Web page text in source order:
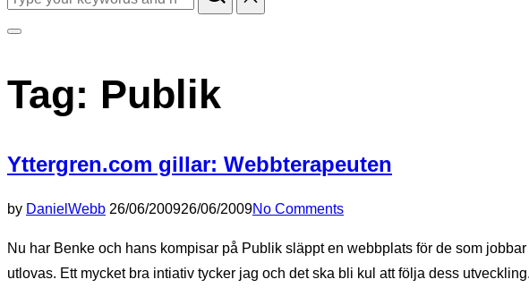
navigation
Tag: Publik
Yttergren.com gillar: Webbterapeuten
by Daniel WebbPosted
26/06/200926/06/2009No Comments
Nu har Benke och hans kompisar på Publik släppt en webbplats för de som
utlovas. Ett mycket bra intiativ tycker jag och det ska bli kul att följa dess utveckling.